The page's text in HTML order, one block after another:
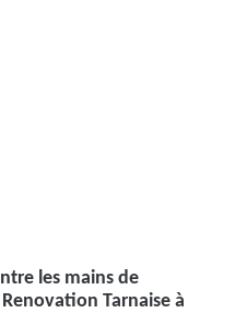
les mains de
Tarnaise à